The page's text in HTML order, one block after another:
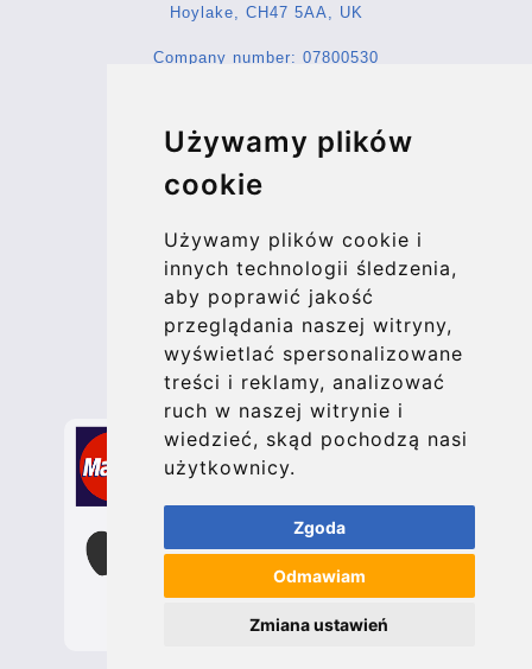
Używamy plików
cookie
Używamy plików cookie i
innych technologii śledzenia,
aby poprawić jakość
przeglądania naszej witryny,
wyświetlać spersonalizowane
treści i reklamy, analizować
ruch w naszej witrynie i
wiedzieć, skąd pochodzą nasi
użytkownicy.
Zgoda
Odmawiam
Zmiana ustawień
Hoylake, CH47 5AA, UK
Company number: 07800530
More
Blog
Contact
info@bucharesttransfer.com
Secure Payment with STRIPE